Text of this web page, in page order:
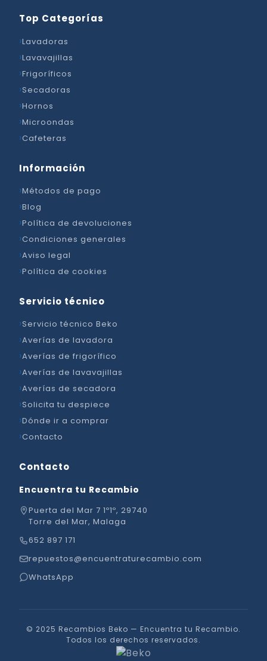
Top Categorías
Lavadoras
Lavavajillas
Frigoríficos
Secadoras
Hornos
Microondas
Cafeteras
Información
Métodos de pago
Blog
Política de devoluciones
Condiciones generales
Aviso legal
Política de cookies
Servicio técnico
Servicio técnico Beko
Averías de lavadora
Averías de frigorífico
Averías de lavavajillas
Averías de secadora
Solicita tu despiece
Dónde ir a comprar
Contacto
Contacto
Encuentra tu Recambio
Puerta del Mar 7 1º1º, 29740
Torre del Mar, Malaga
652 897 171
repuestos@encuentraturecambio.com
WhatsApp
© 2025 Recambios Beko — Encuentra tu Recambio.
Todos los derechos reservados.